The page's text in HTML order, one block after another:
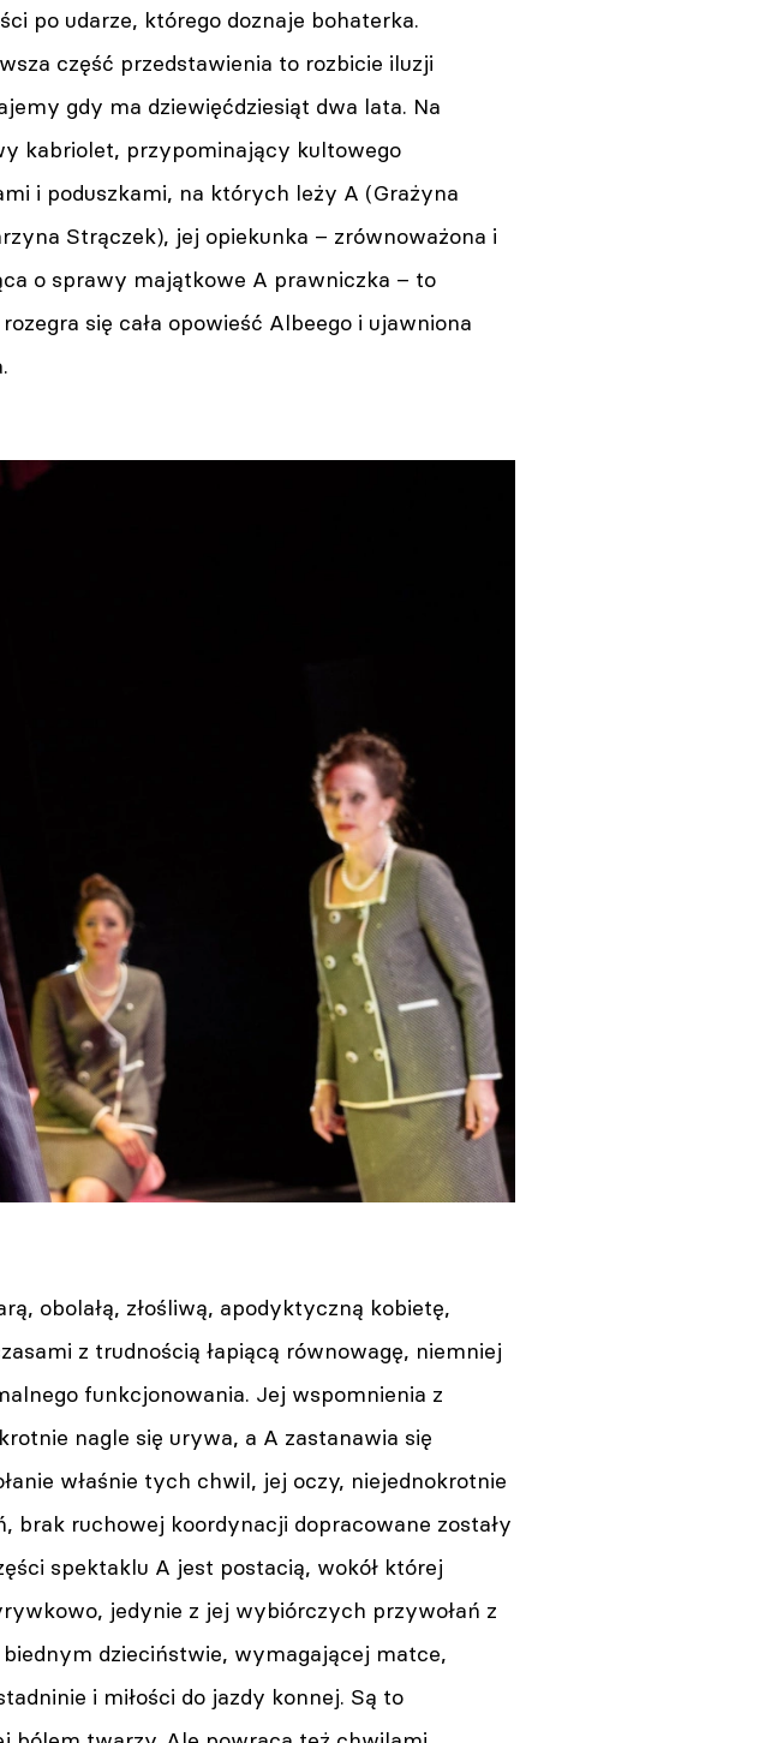
po udarze, którego doznaje bohaterka.
część przedstawienia to rozbicie iluzji
gdy ma dziewięćdziesiąt dwa lata. Na
kabriolet, przypominający kultowego
i poduszkami, na których leży A (Grażyna
Strączek), jej opiekunka – zrównoważona i
o sprawy majątkowe A prawniczka – to
się cała opowieść Albeego i ujawniona
obolałą, złośliwą, apodyktyczną kobietę,
z trudnością łapiącą równowagę, niemniej
funkcjonowania. Jej wspomnienia z
nagle się urywa, a A zastanawia się
właśnie tych chwil, jej oczy, niejednokrotnie
brak ruchowej koordynacji dopracowane zostały
spektaklu A jest postacią, wokół której
jedynie z jej wybiórczych przywołań z
dzieciństwie, wymagającej matce,
i miłości do jazdy konnej. Są to